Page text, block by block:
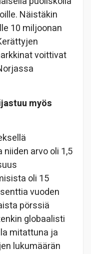
Näistäkin
10 miljoonan
voittivat
myös
arvo oli 1,5
oli 15
vuoden
pörssiä
globaalisti
mitattuna ja
lukumäärän